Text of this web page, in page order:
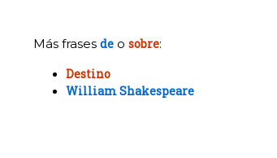
Más frases de o sobre:
Destino
William Shakespeare